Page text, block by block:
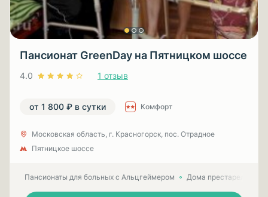
Пансионат GreenDay на Пятницком шоссе
4.0 1 отзыв
от 1 800 ₽ в сутки Комфорт
Московская область, г. Красногорск, пос. Отрадное
Пятницкое шоссе
Пансионаты для больных с Альцгеймером Дома престарелых